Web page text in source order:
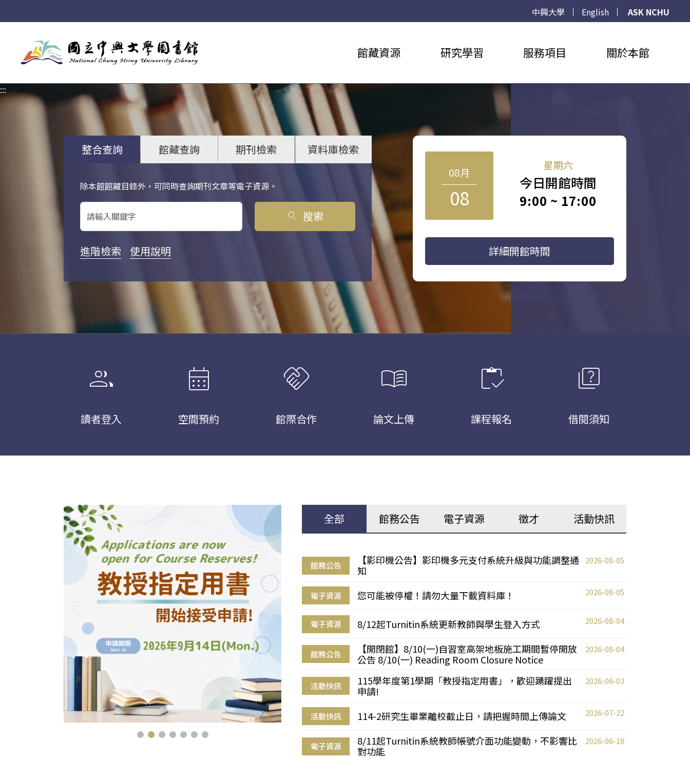
中興大學 English
ASK NCHU
館藏資源 研究學習 服務項目 關於本館
:::
整合查詢 館藏查詢 期刊檢索 資料庫檢索
除本館館藏目錄外，可同時查詢期刊文章等電子資源。
關鍵字搜尋
search 搜索
進階檢索 使用說明
08月
08
星期六
今日開館時間
9:00 ~ 17:00
詳細開館時間
group
讀者登入
calendar_month
空間預約
handshake
館際合作
menu_book
論文上傳
inventory
課程報名
quiz
借閱須知
全部 館務公告 電子資源 徵才 活動快訊
館務公告
【影印機公告】影印機多元支付系統升級與功能調整通
知
2026-08-05
電子資源 您可能被停權！請勿大量下載資料庫！ 2026-08-05
電子資源 8/12起Turnitin系統更新教師與學生登入方式 2026-08-04
館務公告
【開閉館】8/10(一)自習室高架地板施工期間暫停開放
公告 8/10(一) Reading Room Closure Notice
2026-08-04
活動快訊
115學年度第1學期「教授指定用書」，歡迎踴躍提出
申請!
2026-06-03
活動快訊 114-2研究生畢業離校截止日，請把握時間上傳論文 2026-07-22
電子資源
8/11起Turnitin系統教師帳號介面功能變動，不影響比
對功能
2026-06-18